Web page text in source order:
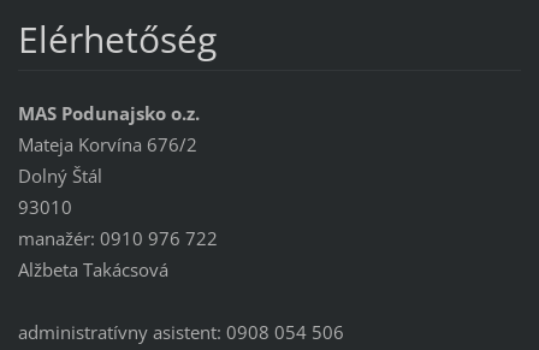
Elérhetőség
MAS Podunajsko o.z.
Mateja Korvína 676/2
Dolný Štál
93010
manažér: 0910 976 722
Alžbeta Takácsová
administratívny asistent: 0908 054 506